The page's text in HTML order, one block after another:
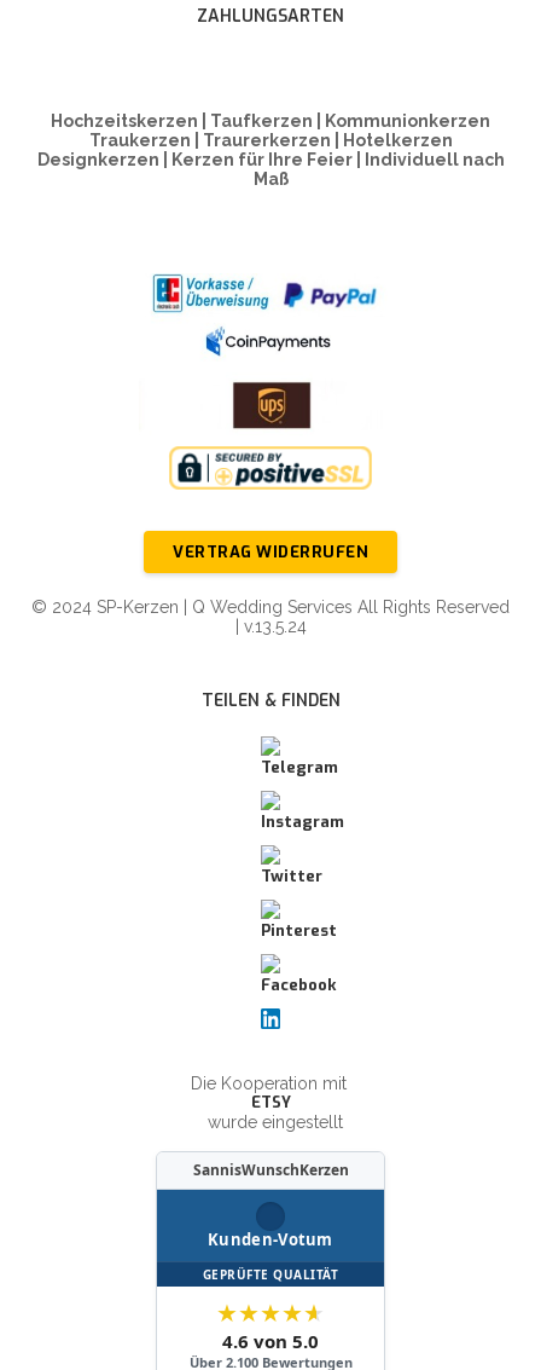
ZAHLUNGSARTEN
Hochzeitskerzen | Taufkerzen | Kommunionkerzen
Traukerzen | Traurerkerzen | Hotelkerzen
Designkerzen | Kerzen für Ihre Feier | Individuell nach
Maß
VERTRAG WIDERRUFEN
© 2024 SP-Kerzen | Q Wedding Services All Rights Reserved
| v.13.5.24
TEILEN & FINDEN
Die Kooperation mit
ETSY
wurde eingestellt
SannisWunschKerzen
Kunden-Votum
GEPRÜFTE QUALITÄT
★★★★★
4.6 von 5.0
Über 2.100 Bewertungen